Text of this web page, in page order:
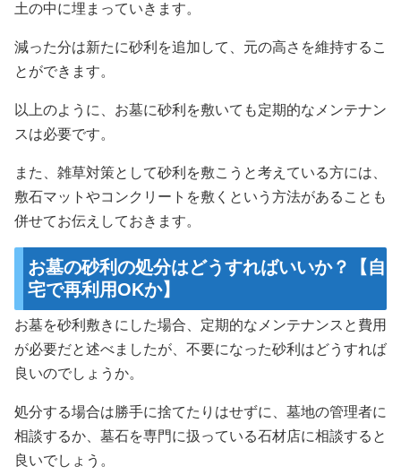
土の中に埋まっていきます。
減った分は新たに砂利を追加して、元の高さを維持するこ
とができます。
以上のように、お墓に砂利を敷いても定期的なメンテナン
スは必要です。
また、雑草対策として砂利を敷こうと考えている方には、
敷石マットやコンクリートを敷くという方法があることも
併せてお伝えしておきます。
お墓の砂利の処分はどうすればいいか？【自
宅で再利用OKか】
お墓を砂利敷きにした場合、定期的なメンテナンスと費用
が必要だと述べましたが、不要になった砂利はどうすれば
良いのでしょうか。
処分する場合は勝手に捨てたりはせずに、墓地の管理者に
相談するか、墓石を専門に扱っている石材店に相談すると
良いでしょう。